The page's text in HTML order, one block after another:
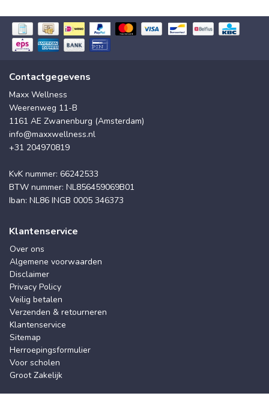
Contactgegevens
Maxx Wellness
Weerenweg 11-B
1161 AE Zwanenburg (Amsterdam)
info@maxxwellness.nl
+31 204970819
KvK nummer: 66242533
BTW nummer: NL856459069B01
Iban: NL86 INGB 0005 346373
Klantenservice
Over ons
Algemene voorwaarden
Disclaimer
Privacy Policy
Veilig betalen
Verzenden & retourneren
Klantenservice
Sitemap
Herroepingsformulier
Voor scholen
Groot Zakelijk